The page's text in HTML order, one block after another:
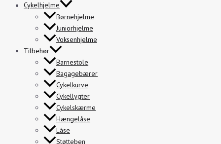
Cykelhjelme
Børnehjelme
Juniorhjelme
Voksenhjelme
Tilbehør
Barnestole
Bagagebærer
Cykelkurve
Cykellygter
Cykelskærme
Hængelåse
Låse
Støtteben